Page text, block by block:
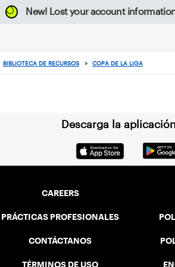
New! Lost your account
BIBLIOTECA DE RECURSOS > COPA DE LA LIGA
Descarga la
CAREERS
PRÁCTICAS PROFESIONALES
CONTÁCTANOS
TÉRMINOS DE USO